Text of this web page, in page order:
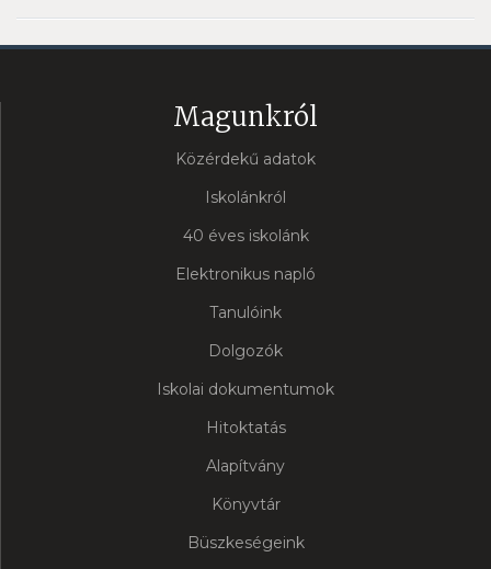
Magunkról
Közérdekű adatok
Iskolánkról
40 éves iskolánk
Elektronikus napló
Tanulóink
Dolgozók
Iskolai dokumentumok
Hitoktatás
Alapítvány
Könyvtár
Büszkeségeink